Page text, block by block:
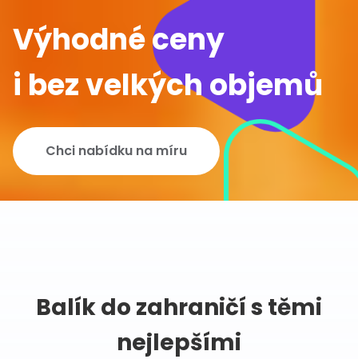
Výhodné ceny
i bez velkých objemů
Chci nabídku na míru
Balík do zahraničí s těmi
nejlepšími